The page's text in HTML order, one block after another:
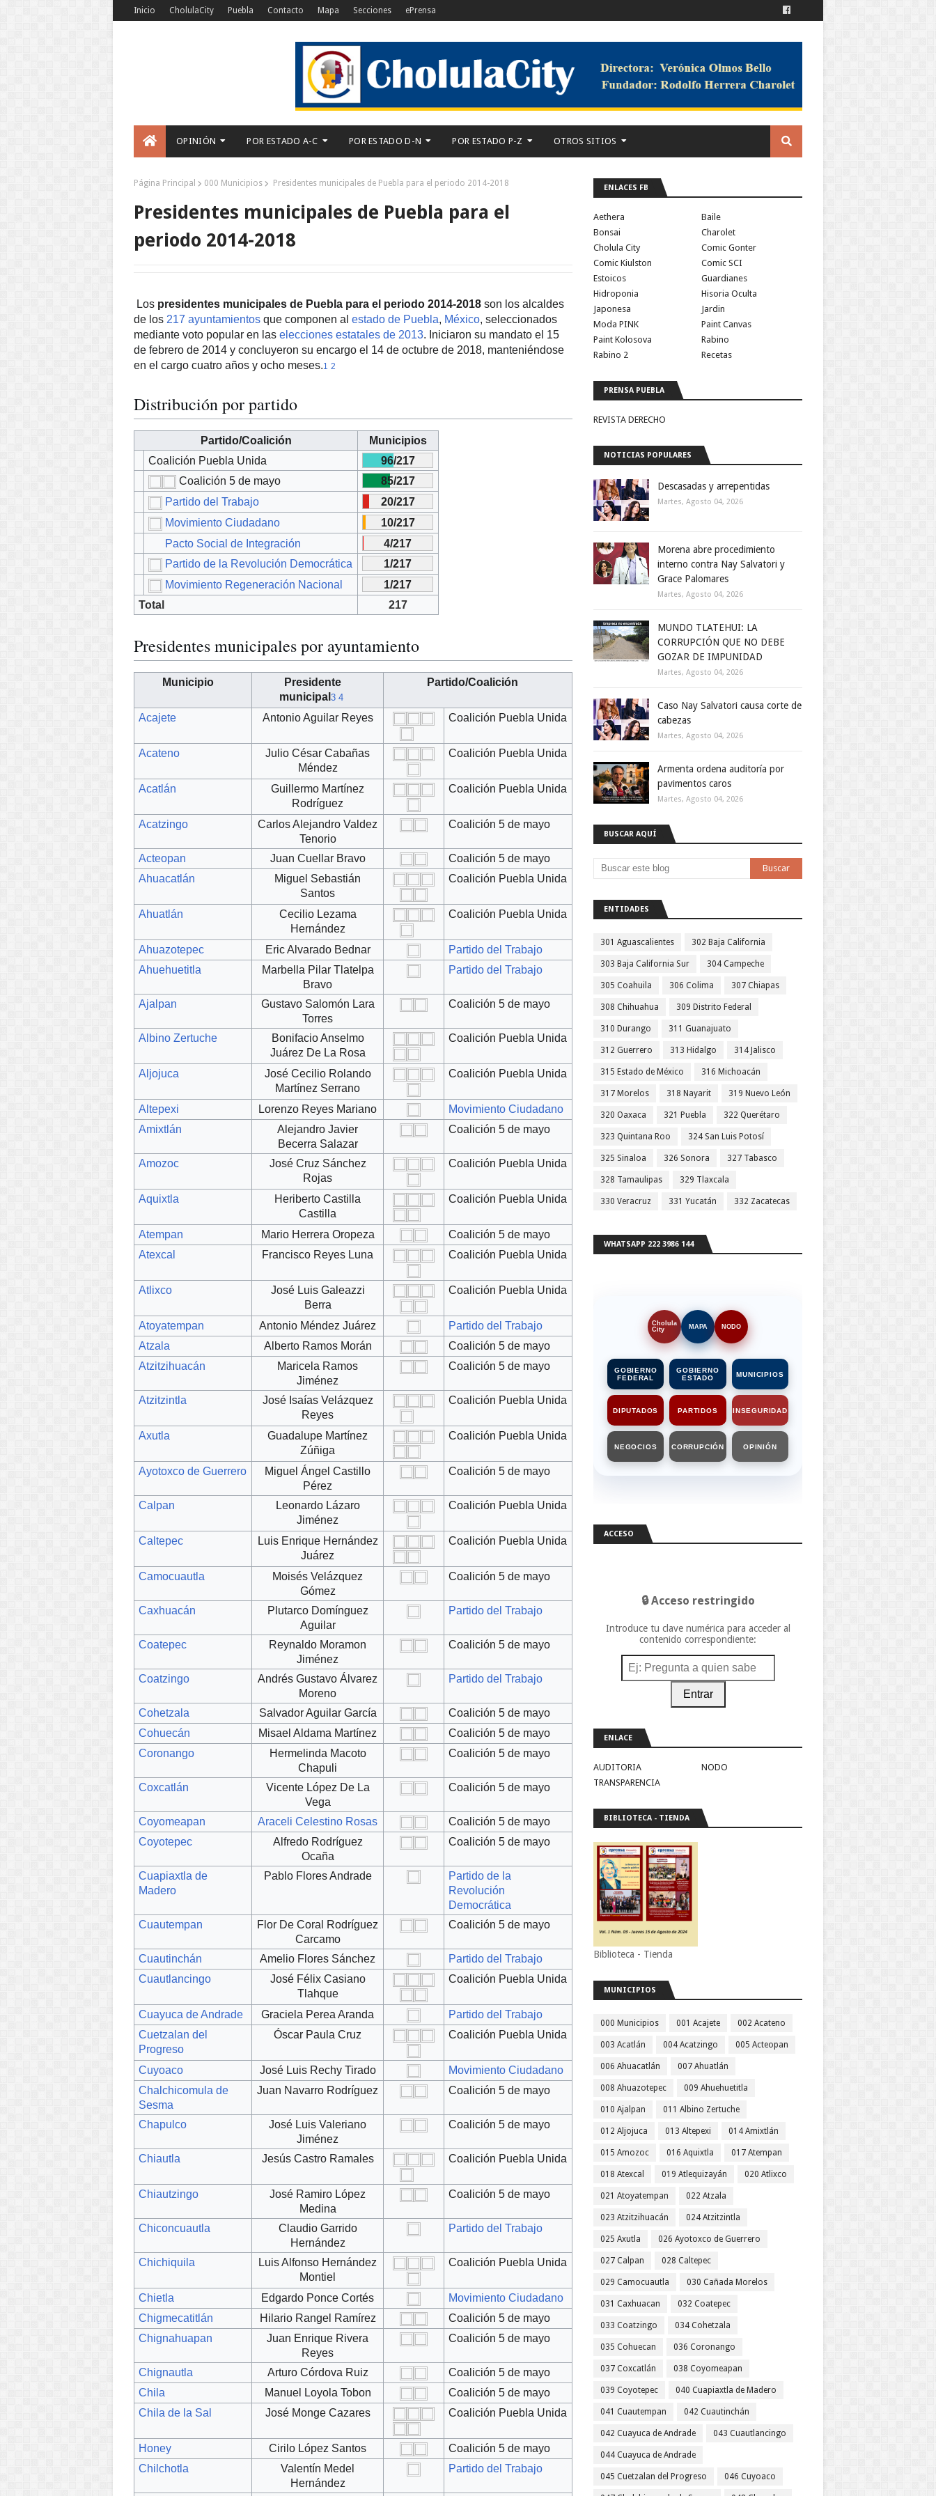
Inicio CholulaCity Puebla Contacto Mapa Secciones ePrensa
OPINIÓN POR ESTADO A-C POR ESTADO D-N POR ESTADO P-Z OTROS SITIOS
Página Principal 000 Municipios Presidentes municipales de Puebla para el periodo 2014-2018
Presidentes municipales de Puebla para el
periodo 2014-2018
Los presidentes municipales de Puebla para el periodo 2014-2018 son los alcaldes
de los 217 ayuntamientos que componen al estado de Puebla, México, seleccionados
mediante voto popular en las elecciones estatales de 2013. Iniciaron su mandato el 15
de febrero de 2014 y concluyeron su encargo el 14 de octubre de 2018, manteniéndose
en el cargo cuatro años y ocho meses.1 2
Distribución por partido
Partido/Coalición
Municipios
Coalición Puebla Unida
96/217
Coalición 5 de mayo
85/217
Partido del Trabajo
20/217
Movimiento Ciudadano
10/217
Pacto Social de Integración
4/217
Partido de la Revolución Democrática
1/217
Movimiento Regeneración Nacional
1/217
Total
217
Presidentes municipales por ayuntamiento
Municipio
Presidente
municipal 3 4
Partido/Coalición
Acajete Antonio Aguilar Reyes Coalición Puebla Unida
Acateno
Julio César Cabañas
Méndez
Coalición Puebla Unida
Acatlán
Guillermo Martínez
Rodríguez
Coalición Puebla Unida
Acatzingo
Carlos Alejandro Valdez
Tenorio
Coalición 5 de mayo
Acteopan Juan Cuellar Bravo
Coalición 5 de mayo
Ahuacatlán
Miguel Sebastián
Santos
Coalición Puebla Unida
Ahuatlán
Cecilio Lezama
Hernández
Coalición Puebla Unida
Ahuazotepec Eric Alvarado Bednar
Partido del Trabajo
Ahuehuetitla
Marbella Pilar Tlatelpa
Bravo
Partido del Trabajo
Ajalpan
Gustavo Salomón Lara
Torres
Coalición 5 de mayo
Albino Zertuche
Bonifacio Anselmo
Juárez De La Rosa
Coalición Puebla Unida
Aljojuca
José Cecilio Rolando
Martínez Serrano
Coalición Puebla Unida
Altepexi Lorenzo Reyes Mariano
Movimiento Ciudadano
Amixtlán
Alejandro Javier
Becerra Salazar
Coalición 5 de mayo
Amozoc
José Cruz Sánchez
Rojas
Coalición Puebla Unida
Aquixtla
Heriberto Castilla
Castilla
Coalición Puebla Unida
Atempan Mario Herrera Oropeza
Coalición 5 de mayo
Atexcal
Francisco Reyes Luna Coalición Puebla Unida
Atlixco
José Luis Galeazzi
Berra
Coalición Puebla Unida
Atoyatempan Antonio Méndez Juárez
Partido del Trabajo
Atzala
Alberto Ramos Morán
Coalición 5 de mayo
Atzitzihuacán
Maricela Ramos
Jiménez
Coalición 5 de mayo
Atzitzintla
José Isaías Velázquez
Reyes
Coalición Puebla Unida
Axutla
Guadalupe Martínez
Zúñiga
Coalición Puebla Unida
Ayotoxco de Guerrero
Miguel Ángel Castillo
Pérez
Coalición 5 de mayo
Calpan
Leonardo Lázaro
Jiménez
Coalición Puebla Unida
Caltepec
Luis Enrique Hernández
Juárez
Coalición Puebla Unida
Camocuautla
Moisés Velázquez
Gómez
Coalición 5 de mayo
Caxhuacán
Plutarco Domínguez
Aguilar
Partido del Trabajo
Coatepec
Reynaldo Moramon
Jiménez
Coalición 5 de mayo
Coatzingo
Andrés Gustavo Álvarez
Moreno
Partido del Trabajo
Cohetzala Salvador Aguilar García
Coalición 5 de mayo
Cohuecán
Misael Aldama Martínez
Coalición 5 de mayo
Coronango
Hermelinda Macoto
Chapuli
Coalición 5 de mayo
Coxcatlán
Vicente López De La
Vega
Coalición 5 de mayo
Coyomeapan Araceli Celestino Rosas
Coalición 5 de mayo
Coyotepec
Alfredo Rodríguez
Ocaña
Coalición 5 de mayo
Cuapiaxtla de
Madero
Pablo Flores Andrade
Partido de la
Revolución
Democrática
Cuautempan
Flor De Coral Rodríguez
Carcamo
Coalición 5 de mayo
Cuautinchán Amelio Flores Sánchez
Partido del Trabajo
Cuautlancingo
José Félix Casiano
Tlahque
Coalición Puebla Unida
Cuayuca de Andrade Graciela Perea Aranda
Partido del Trabajo
Cuetzalan del
Progreso
Óscar Paula Cruz Coalición Puebla Unida
Cuyoaco José Luis Rechy Tirado
Movimiento Ciudadano
Chalchicomula de
Sesma
Juan Navarro Rodríguez Coalición 5 de mayo
Chapulco
José Luis Valeriano
Jiménez
Coalición 5 de mayo
Chiautla Jesús Castro Ramales Coalición Puebla Unida
Chiautzingo
José Ramiro López
Medina
Coalición 5 de mayo
Chiconcuautla
Claudio Garrido
Hernández
Partido del Trabajo
Chichiquila
Luis Alfonso Hernández
Montiel
Coalición Puebla Unida
Chietla Edgardo Ponce Cortés
Movimiento Ciudadano
Chigmecatitlán
Hilario Rangel Ramírez
Coalición 5 de mayo
Chignahuapan
Juan Enrique Rivera
Reyes
Coalición 5 de mayo
Chignautla Arturo Córdova Ruiz
Coalición 5 de mayo
Chila
Manuel Loyola Tobon
Coalición 5 de mayo
Chila de la Sal
José Monge Cazares Coalición Puebla Unida
Honey Cirilo López Santos
Coalición 5 de mayo
Chilchotla
Valentín Medel
Hernández
Partido del Trabajo
ENLACES FB
Aethera
Baile
Bonsai
Charolet
Cholula City
Comic Gonter
Comic Kiulston
Comic SCI
Estoicos
Guardianes
Hidroponia
Hisoria Oculta
Japonesa
Jardin
Moda PINK
Paint Canvas
Paint Kolosova
Rabino
Rabino 2
Recetas
PRENSA PUEBLA
REVISTA DERECHO
NOTICIAS POPULARES
Descasadas y arrepentidas
Martes, Agosto 04, 2026
Morena abre procedimiento
interno contra Nay Salvatori y
Grace Palomares
Martes, Agosto 04, 2026
MUNDO TLATEHUI: LA
CORRUPCIÓN QUE NO DEBE
GOZAR DE IMPUNIDAD
Martes, Agosto 04, 2026
Caso Nay Salvatori causa corte de
cabezas
Martes, Agosto 04, 2026
Armenta ordena auditoría por
pavimentos caros
Martes, Agosto 04, 2026
BUSCAR AQUÍ
ENTIDADES
301 Aguascalientes 302 Baja California
303 Baja California Sur 304 Campeche
305 Coahuila 306 Colima 307 Chiapas
308 Chihuahua 309 Distrito Federal
310 Durango 311 Guanajuato
312 Guerrero 313 Hidalgo 314 Jalisco
315 Estado de México 316 Michoacán
317 Morelos 318 Nayarit 319 Nuevo León
320 Oaxaca 321 Puebla 322 Querétaro
323 Quintana Roo 324 San Luis Potosí
325 Sinaloa 326 Sonora 327 Tabasco
328 Tamaulipas 329 Tlaxcala
330 Veracruz 331 Yucatán 332 Zacatecas
WHATSAPP 222 3986 144
Cholula
City
MAPA NODO
GOBIERNO
FEDERAL
GOBIERNO
ESTADO
MUNICIPIOS
DIPUTADOS PARTIDOS INSEGURIDAD
NEGOCIOS CORRUPCIÓN OPINIÓN
ACCESO
🔒 Acceso restringido
Introduce tu clave numérica para acceder al
contenido correspondiente:
Entrar
ENLACE
AUDITORIA
NODO
TRANSPARENCIA
BIBLIOTECA - TIENDA
Biblioteca - Tienda
MUNICIPIOS
000 Municipios 001 Acajete 002 Acateno
003 Acatlán 004 Acatzingo 005 Acteopan
006 Ahuacatlán 007 Ahuatlán
008 Ahuazotepec 009 Ahuehuetitla
010 Ajalpan 011 Albino Zertuche
012 Aljojuca 013 Altepexi 014 Amixtlán
015 Amozoc 016 Aquixtla 017 Atempan
018 Atexcal 019 Atlequizayán 020 Atlixco
021 Atoyatempan 022 Atzala
023 Atzitzihuacán 024 Atzitzintla
025 Axutla 026 Ayotoxco de Guerrero
027 Calpan 028 Caltepec
029 Camocuautla 030 Cañada Morelos
031 Caxhuacan 032 Coatepec
033 Coatzingo 034 Cohetzala
035 Cohuecan 036 Coronango
037 Coxcatlán 038 Coyomeapan
039 Coyotepec 040 Cuapiaxtla de Madero
041 Cuautempan 042 Cuautinchán
042 Cuayuca de Andrade 043 Cuautlancingo
044 Cuayuca de Andrade
045 Cuetzalan del Progreso 046 Cuyoaco